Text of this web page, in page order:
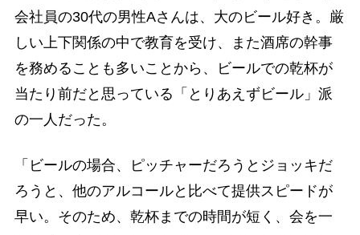
会社員の30代の男性Aさんは、大のビール好き。厳
しい上下関係の中で教育を受け、また酒席の幹事
を務めることも多いことから、ビールでの乾杯が
当たり前だと思っている「とりあえずビール」派
の一人だった。
「ビールの場合、ピッチャーだろうとジョッキだ
ろうと、他のアルコールと比べて提供スピードが
早い。そのため、乾杯までの時間が短く、会を一